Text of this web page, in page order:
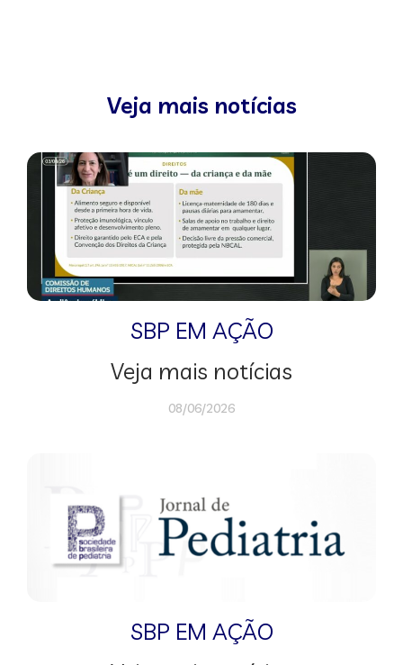
Veja mais notícias
SBP EM AÇÃO
Veja mais notícias
08/06/2026
SBP EM AÇÃO